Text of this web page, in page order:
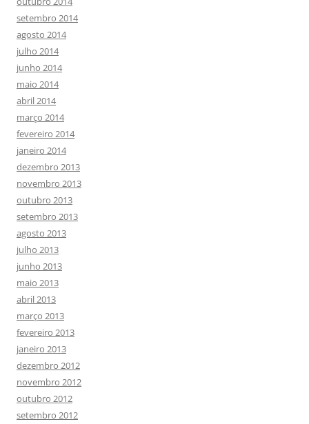
setembro 2014
agosto 2014
julho 2014
junho 2014
maio 2014
abril 2014
março 2014
fevereiro 2014
janeiro 2014
dezembro 2013
novembro 2013
outubro 2013
setembro 2013
agosto 2013
julho 2013
junho 2013
maio 2013
abril 2013
março 2013
fevereiro 2013
janeiro 2013
dezembro 2012
novembro 2012
outubro 2012
setembro 2012